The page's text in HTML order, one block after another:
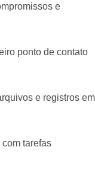
e
ponto de contato
e registros em
tarefas